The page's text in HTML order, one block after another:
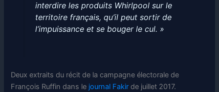
interdire les produits Whirlpool sur le
territoire français, qu’il peut sortir de
l’impuissance et se bouger le cul. »
Deux extraits du récit de la campagne électorale de
François Ruffin dans le journal Fakir de juillet 2017.